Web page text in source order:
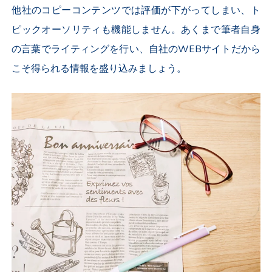
他社のコピーコンテンツでは評価が下がってしまい、ト
ピックオーソリティも機能しません。あくまで筆者自身
の言葉でライティングを行い、自社のWEBサイトだから
こそ得られる情報を盛り込みましょう。